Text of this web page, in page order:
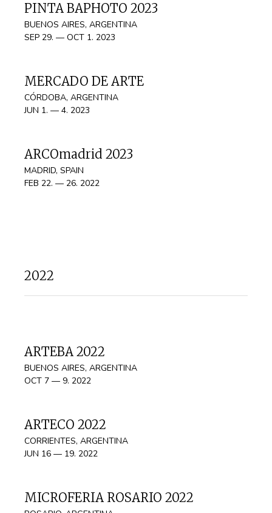
PINTA BAPHOTO 2023
BUENOS AIRES, ARGENTINA
SEP 29. — OCT 1. 2023
MERCADO DE ARTE
CÓRDOBA, ARGENTINA
JUN 1. — 4. 2023
ARCOmadrid 2023
MADRID, SPAIN
FEB 22. — 26. 2022
2022
ARTEBA 2022
BUENOS AIRES, ARGENTINA
OCT 7 — 9. 2022
ARTECO 2022
CORRIENTES, ARGENTINA
JUN 16 — 19. 2022
MICROFERIA ROSARIO 2022